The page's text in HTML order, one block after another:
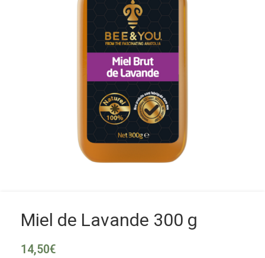
Miel de Lavande 300 g
14,50€